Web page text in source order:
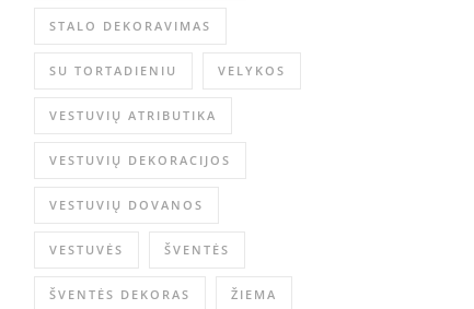
STALO DEKORAVIMAS
SU TORTADIENIU VELYKOS
VESTUVIŲ ATRIBUTIKA
VESTUVIŲ DEKORACIJOS
VESTUVIŲ DOVANOS
VESTUVĖS ŠVENTĖS
ŠVENTĖS DEKORAS ŽIEMA